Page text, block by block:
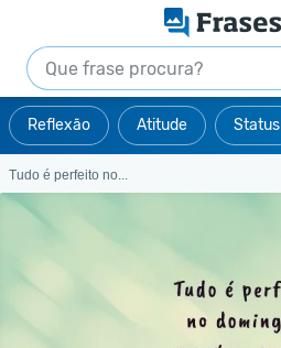
Reflexão Atitude Status
Tudo é perfeito no...